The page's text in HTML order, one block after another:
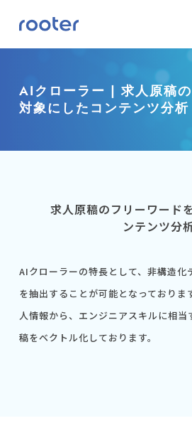
AIクローラー | 求人原稿
対象にしたコンテンツ分析
求人原稿のフリーワード
ンテンツ分
AIクローラーの特長として、非構造化
を抽出することが可能となっておりま
人情報から、エンジニアスキルに相
稿をベクトル化しております。